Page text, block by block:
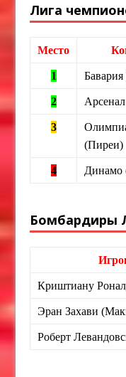
Лига
Место
1
2
3
(Пиреи)
4 Динамо
Бомбардиры
Криштиану
Эран Захави
Роберт